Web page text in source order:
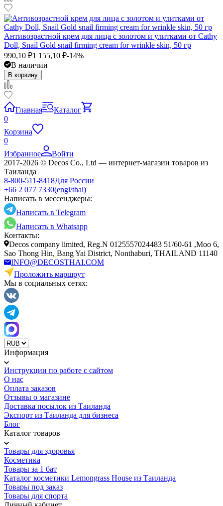
Антивозрастной крем для лица с золотом и улитками от Cathy
Doll, Snail Gold snail firming cream for wrinkle skin, 50 гр
990,10 ₽1 155,10 ₽-14%
В наличии
В корзину
Главная
Каталог
0
Корзина
0
Избранное
Войти
2017-2026 © Decos Co., Ltd — интернет-магазин товаров из
Таиланда
8-800-511-8418Для России
+66 2 077 7330(engl/thai)
Написать в мессенджеры:
Написать в Telegram
Написать в Whatsapp
Контакты:
Decos company limited, Reg.N 0125557024483 51/60-61 ,Moo 6,
Sao Thong Hin, Bang Yai District, Nonthaburi, THAILAND 11140
INFO@DECOSTHAI.COM
Проложить маршрут
Мы в социальных сетях:
Информация
Инструкции по работе с сайтом
О нас
Оплата заказов
Отзывы о магазине
Доставка посылок из Таиланда
Экспорт из Таиланда для бизнеса
Блог
Каталог товаров
Товары для здоровья
Косметика
Товары за 1 бат
Каталог косметики Lemongrass House из Таиланда
Товары под заказ
Товары для спорта